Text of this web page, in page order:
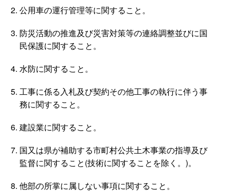
公用車の運行管理等に関すること。
防災活動の推進及び災害対策等の連絡調整並びに国
民保護に関すること。
水防に関すること。
工事に係る入札及び契約その他工事の執行に伴う事
務に関すること。
建設業に関すること。
国又は県が補助する市町村公共土木事業の指導及び
監督に関すること(技術に関することを除く。)。
他部の所掌に属しない事項に関すること。